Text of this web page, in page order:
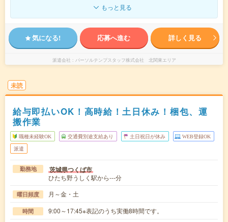
もっと見る
気になる! 応募へ進む 詳しく見る
派遣会社 パーソルテンプスタッフ株式会社 北関東エリア
未読
給与即払いOK！高時給！土日休み！梱包、運
搬作業
職種未経験OK 交通費別途支給あり 土日祝日が休み WEB登録OK
派遣
勤務地 茨城県つくば市
ひたち野うしく駅から---分
曜日頻度 月～金・土
時間 9:00～17:45※表記のうち実働8時間です。